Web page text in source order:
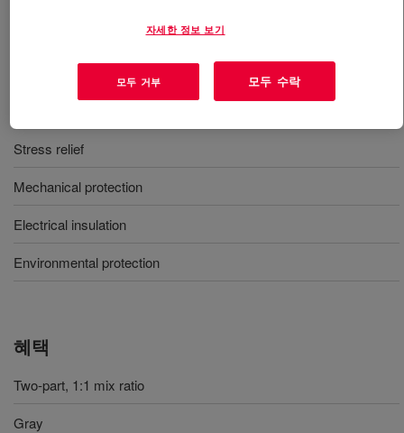
Stress relief
Mechanical protection
Electrical insulation
Environmental protection
혜택
Two-part, 1:1 mix ratio
Gray
자세한 정보 보기
모두 거부 모두 수락